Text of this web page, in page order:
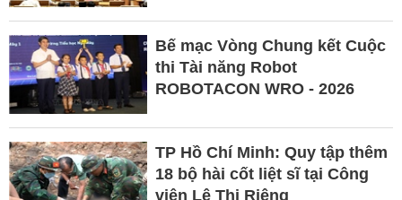
Bế mạc Vòng Chung kết Cuộc
thi Tài năng Robot
ROBOTACON WRO - 2026
TP Hồ Chí Minh: Quy tập thêm
18 bộ hài cốt liệt sĩ tại Công
viên Lê Thị Riêng